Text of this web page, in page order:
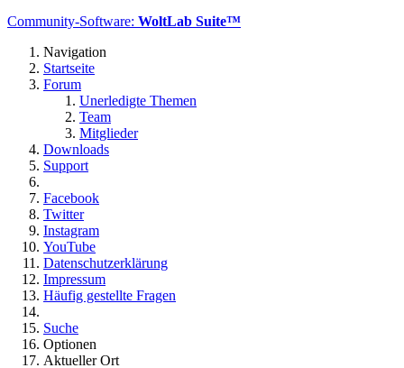
Community-Software: WoltLab Suite™
Navigation
Startseite
Forum
Unerledigte Themen
Team
Mitglieder
Downloads
Support
Facebook
Twitter
Instagram
YouTube
Datenschutzerklärung
Impressum
Häufig gestellte Fragen
Suche
Optionen
Aktueller Ort